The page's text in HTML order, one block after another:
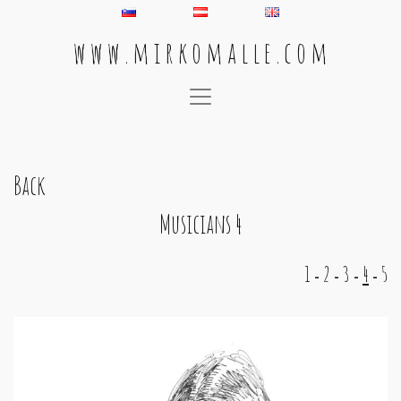
w w w . m i r k o m a l l e . c o m
Main Navigation
Back
Musicians 4
1 - 2 - 3 - 4 - 5